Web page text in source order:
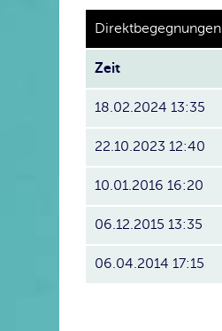
Direktbegegnungen
Zeit
18.02.2024 13:35
22.10.2023 12:40
10.01.2016 16:20
06.12.2015 13:35
06.04.2014 17:15